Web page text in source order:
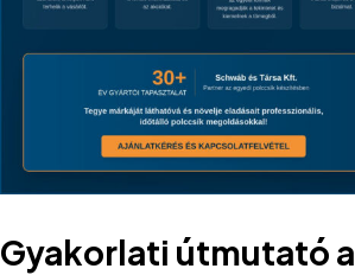
Gyakorlati útmutató a